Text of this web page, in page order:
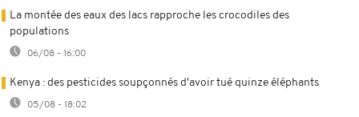
La montée des eaux des lacs rapproche les crocodiles des
populations
06/08 - 16:00
Kenya : des pesticides soupçonnés d'avoir tué quinze éléphants
05/08 - 18:02